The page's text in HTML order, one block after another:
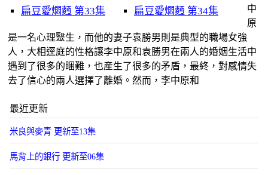
扁豆愛燜麪 第33集
扁豆愛燜麪 第34集
中
原
是一名心理毉生，而他的妻子袁勝男則是典型的職場女強
人，大相逕庭的性格讓李中原和袁勝男在兩人的婚姻生活中
遇到了很多的睏難，也産生了很多的矛盾，最終，對感情失
去了信心的兩人選擇了離婚。然而，李中原和
最近更新
米良與麥青 更新至13集
馬背上的銀行 更新至06集